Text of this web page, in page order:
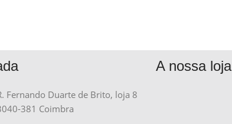
Fernando Duarte de Brito, loja 8
381 Coimbra
A nossa loja